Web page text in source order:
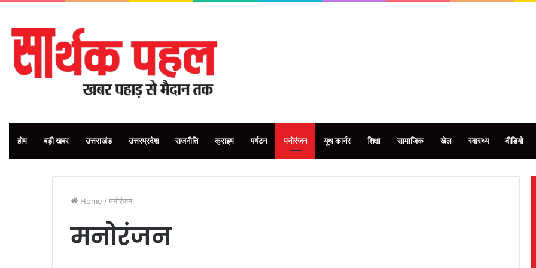
होम बड़ी खबर उत्तराखंड उत्तरप्रदेश राजनीति क्राइम पर्यटन मनोरंजन यूथ कार्नर शिक्षा सामाजिक खेल स्वास्थ्य वीडियो
Home / मनोरंजन
मनोरंजन